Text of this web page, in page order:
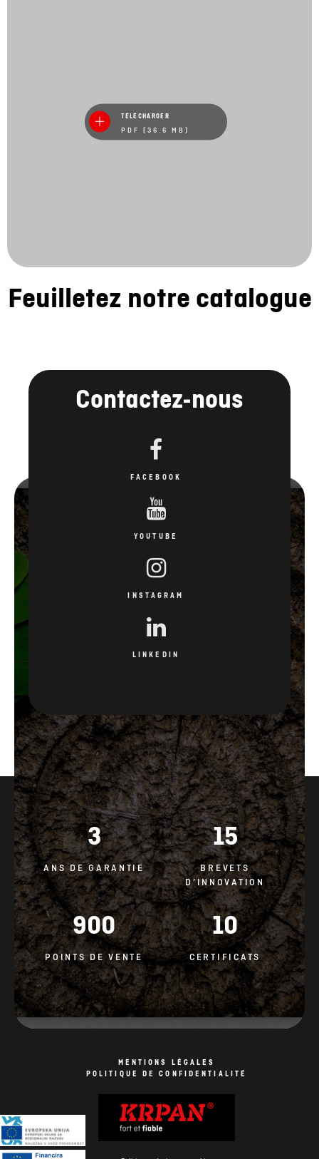
TÉLÉCHARGER
PDF (36.6 MB)
Feuilletez notre catalogue
Contactez-nous
FACEBOOK
YOUTUBE
INSTAGRAM
LINKEDIN
3
ANS DE GARANTIE
15
BREVETS
D’INNOVATION
900
POINTS DE VENTE
10
CERTIFICATS
MENTIONS LÉGALES
POLITIQUE DE CONFIDENTIALITÉ